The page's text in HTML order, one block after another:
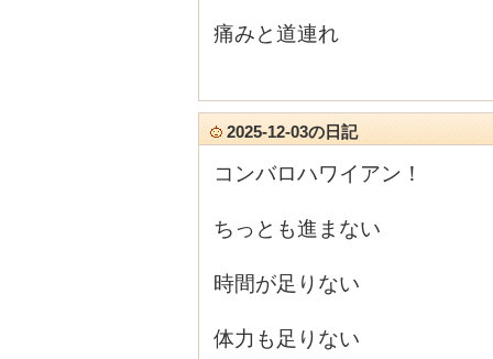
痛みと道連れ
2025-12-03の日記
コンバロハワイアン！
ちっとも進まない
時間が足りない
体力も足りない